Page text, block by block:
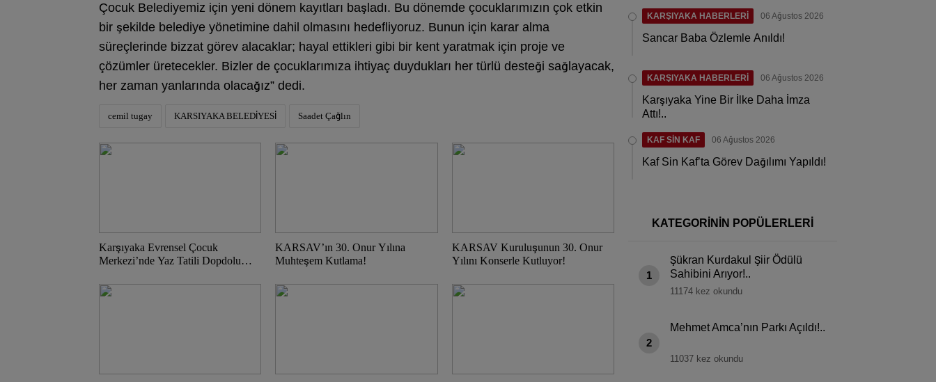
Çocuk Belediyemiz için yeni dönem kayıtları başladı. Bu dönemde çocuklarımızın çok etkin
bir şekilde belediye yönetimine dahil olmasını hedefliyoruz. Bunun için karar alma
süreçlerinde bizzat görev alacaklar; hayal ettikleri gibi bir kent yaratmak için proje ve
çözümler üretecekler. Bizler de çocuklarımıza ihtiyaç duydukları her türlü desteği sağlayacak,
her zaman yanlarında olacağız” dedi.
cemil tugay KARSIYAKA BELEDİYESİ Saadet Çağlın
Karşıyaka Evrensel Çocuk
Merkezi’nde Yaz Tatili Dopdolu
KARSAV’ın 30. Onur Yılına
Muhteşem Kutlama!
KARSAV Kuruluşunun 30. Onur
Yılını Konserle Kutluyor!
KARŞIYAKA HABERLERİ 06 Ağustos 2026
Sancar Baba Özlemle Anıldı!
KARŞIYAKA HABERLERİ 06 Ağustos 2026
Karşıyaka Yine Bir İlke Daha İmza
Attı!..
KAF SİN KAF 06 Ağustos 2026
Kaf Sin Kaf’ta Görev Dağılımı Yapıldı!
KATEGORİNİN POPÜLERLERİ
1
Şükran Kurdakul Şiir Ödülü
Sahibini Arıyor!..
11174 kez okundu
2
Mehmet Amca’nın Parkı Açıldı!..
11037 kez okundu